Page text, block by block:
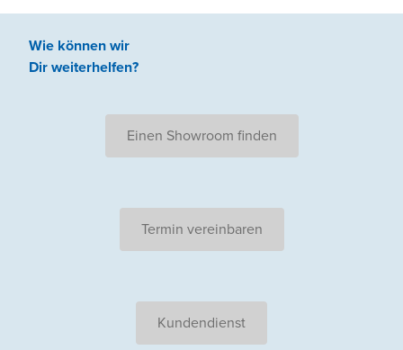
Wie können wir
Dir weiterhelfen?
Einen Showroom finden
Termin vereinbaren
Kundendienst